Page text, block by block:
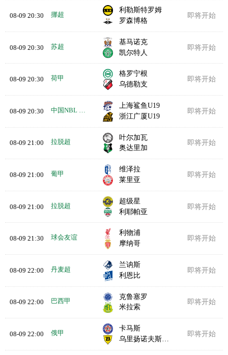
08-09 20:30 挪超
利勒斯特罗姆
罗森博格
即将开始
08-09 20:30 苏超
基马诺克
凯尔特人
即将开始
08-09 20:30 荷甲
格罗宁根
乌德勒支
即将开始
08-09 20:30
上海鲨鱼U19
浙江广厦U19
即将开始
08-09 21:00 拉脱超
叶尔加瓦
奥达里加
即将开始
08-09 21:00 葡甲
维泽拉
莱里亚
即将开始
08-09 21:00 拉脱超
超级星
利耶帕亚
即将开始
08-09 21:30 球会友谊
利物浦
摩纳哥
即将开始
08-09 22:00 丹麦超
兰讷斯
利恩比
即将开始
08-09 22:00 巴西甲
克鲁塞罗
米拉索
即将开始
08-09 22:00 俄甲
卡马斯
乌里扬诺夫斯克伏尔加
即将开始